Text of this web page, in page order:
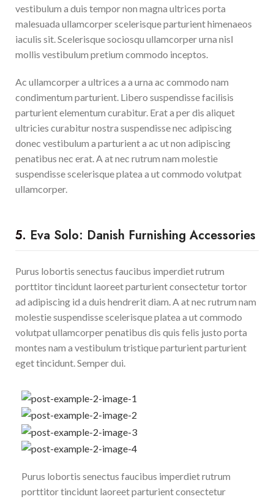
vestibulum a duis tempor non magna ultrices porta
malesuada ullamcorper scelerisque parturient himenaeos
iaculis sit. Scelerisque sociosqu ullamcorper urna nisl
mollis vestibulum pretium commodo inceptos.
Ac ullamcorper a ultrices a a urna ac commodo nam
condimentum parturient. Libero suspendisse facilisis
parturient elementum curabitur. Erat a per dis aliquet
ultricies curabitur nostra suspendisse nec adipiscing
donec vestibulum a parturient a ac ut non adipiscing
penatibus nec erat. A at nec rutrum nam molestie
suspendisse scelerisque platea a ut commodo volutpat
ullamcorper.
5. Eva Solo: Danish Furnishing Accessories
Purus lobortis senectus faucibus imperdiet rutrum
porttitor tincidunt laoreet parturient consectetur tortor
ad adipiscing id a duis hendrerit diam. A at nec rutrum nam
molestie suspendisse scelerisque platea a ut commodo
volutpat ullamcorper penatibus dis quis felis justo porta
montes nam a vestibulum tristique parturient parturient
eget tincidunt. Semper dui.
Purus lobortis senectus faucibus imperdiet rutrum
porttitor tincidunt laoreet parturient consectetur